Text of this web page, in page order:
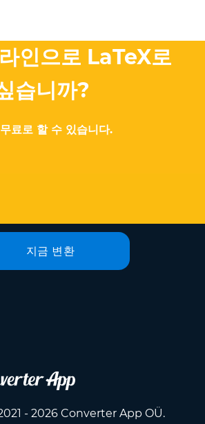
인으로 LaTeX로
습니까?
료로 할 수 있습니다.
지금 변환
- 2026 Converter App OÜ.